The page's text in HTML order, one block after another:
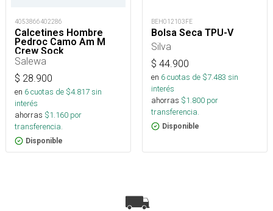
4053866402286
Calcetines Hombre
Pedroc Camo Am M
Crew Sock
Salewa
$ 28.900
en 6cuotas de $4.817sin
interés
ahorras $1.160 por
transferencia.
Disponible
BEH012103FE
Bolsa Seca TPU-V
Silva
$ 44.900
en 6cuotas de $7.483 sin
interés
ahorras $1.800 por
transferencia.
Disponible